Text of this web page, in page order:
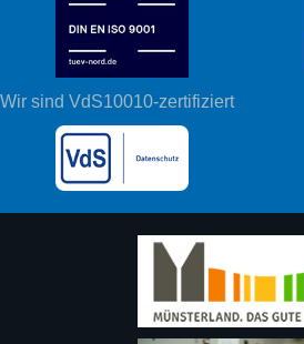
Wir sind VdS10010-zertifiziert